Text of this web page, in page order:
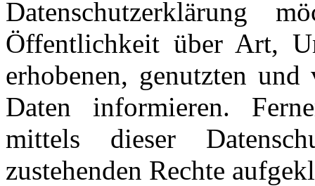
Datenschutzerklärung
Öffentlichkeit über Art,
erhobenen, genutzten und
Daten informieren.
mittels dieser
zustehenden Rechte